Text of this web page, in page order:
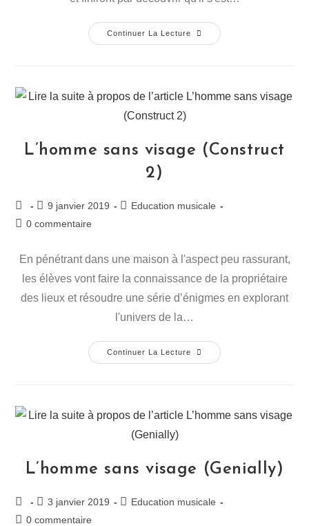
Continuer La Lecture
L’homme sans visage (Construct
2)
9 janvier 2019
Education musicale
0 commentaire
En pénétrant dans une maison à l'aspect peu rassurant,
les élèves vont faire la connaissance de la propriétaire
des lieux et résoudre une série d’énigmes en explorant
l'univers de la…
Continuer La Lecture
L’homme sans visage (Genially)
3 janvier 2019
Education musicale
0 commentaire